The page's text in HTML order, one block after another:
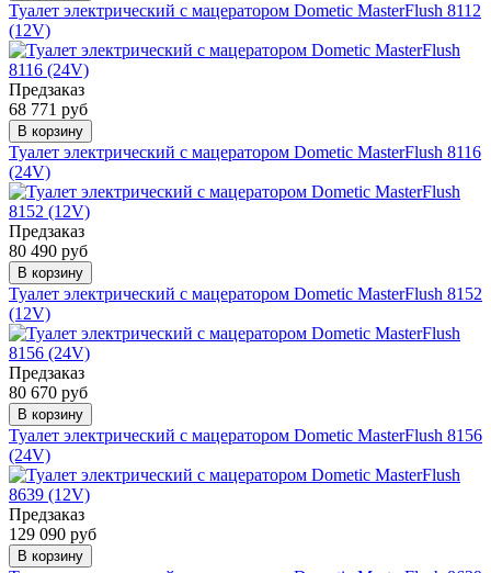
Туалет электрический с мацератором Dometic MasterFlush 8112
(12V)
Предзаказ
68 771 руб
В корзину
Туалет электрический с мацератором Dometic MasterFlush 8116
(24V)
Предзаказ
80 490 руб
В корзину
Туалет электрический с мацератором Dometic MasterFlush 8152
(12V)
Предзаказ
80 670 руб
В корзину
Туалет электрический с мацератором Dometic MasterFlush 8156
(24V)
Предзаказ
129 090 руб
В корзину